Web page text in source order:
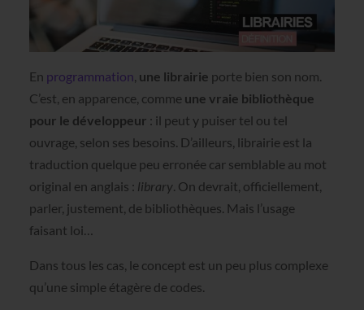
En programmation une librairie porte bien son nom.
C’est, en apparence, comme une vraie bibliothèque
pour le développeur : il peut y puiser tel ou tel
ouvrage, selon ses besoins. D’ailleurs, librairie est la
traduction quelque peu erronée car semblable au mot
original en anglais : library. On devrait, officiellement,
parler, justement, de bibliothèques. Mais l’usage
faisant loi…
Dans tous les cas, le concept est un peu plus complexe
qu’une simple étagère de codes.